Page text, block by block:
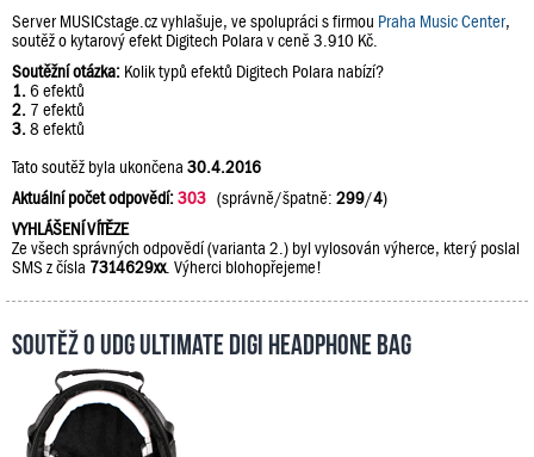
Server MUSICstage.cz vyhlašuje, ve spolupráci s firmou Praha Music Center,
soutěž o kytarový efekt Digitech Polara v ceně 3.910 Kč.
Soutěžní otázka: Kolik typů efektů Digitech Polara nabízí?
1. 6 efektů
2. 7 efektů
3. 8 efektů
Tato soutěž byla ukončena 30.4.2016
Aktuální počet odpovědí:303 (správně/špatně: 299/4)
VYHLÁŠENÍ VÍTĚZE
Ze všech správných odpovědí (varianta 2.) byl vylosován výherce, který poslal
SMS z čísla 7314629xx. Výherci blohopřejeme!
Soutěž o UDG Ultimate DIGI Headphone Bag